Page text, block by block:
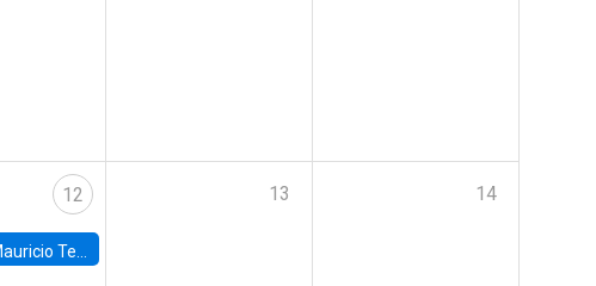
12
Tejada, UDP
13 14